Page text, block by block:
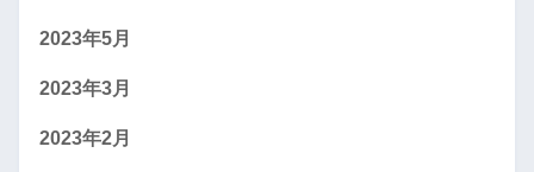
2023年5月
2023年3月
2023年2月